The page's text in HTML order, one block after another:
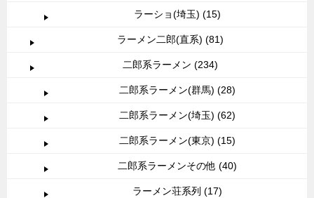
ラーショ(埼玉) (15)
ラーメン二郎(直系) (81)
二郎系ラーメン (234)
二郎系ラーメン(群馬) (28)
二郎系ラーメン(埼玉) (62)
二郎系ラーメン(東京) (15)
二郎系ラーメンその他 (40)
ラーメン荘系列 (17)